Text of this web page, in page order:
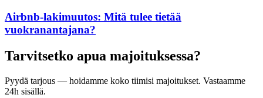
‍Airbnb-lakimuutos: Mitä tulee tietää
vuokranantajana?
Tarvitsetko apua majoituksessa?
Pyydä tarjous — hoidamme koko tiimisi majoitukset. Vastaamme
24h sisällä.